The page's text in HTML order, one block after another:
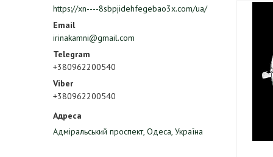
https://xn----8sbpjidehfegebao3x.com/ua/
irinakamni@gmail.com
+380962200540
+380962200540
Адміральський проспект, Одеса, Україна